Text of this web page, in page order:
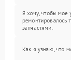
Я хочу, чтобы мое
ремонтировалось
запчастями.
Как я узнаю, что